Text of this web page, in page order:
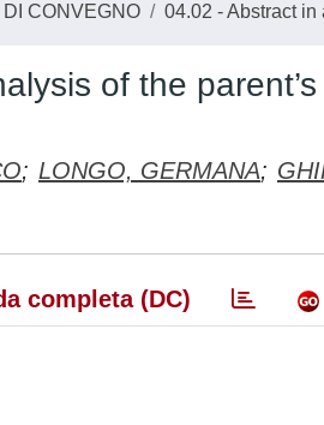
CONVEGNO 04.02 - Abstract
of the
; LONGO, GERMANA;
completa (DC)